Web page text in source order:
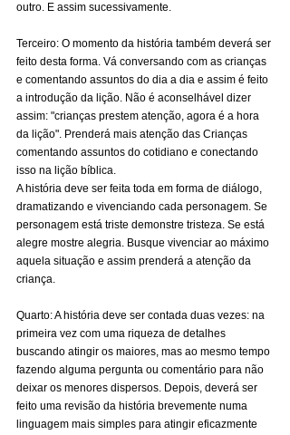
outro. E assim sucessivamente.
Terceiro: O momento da história também deverá ser
feito desta forma. Vá conversando com as crianças
e comentando assuntos do dia a dia e assim é feito
a introdução da lição. Não é aconselhável dizer
assim: "crianças prestem atenção, agora é a hora
da lição". Prenderá mais atenção das Crianças
comentando assuntos do cotidiano e conectando
isso na lição bíblica.
A história deve ser feita toda em forma de diálogo,
dramatizando e vivenciando cada personagem. Se
personagem está triste demonstre tristeza. Se está
alegre mostre alegria. Busque vivenciar ao máximo
aquela situação e assim prenderá a atenção da
criança.
Quarto: A história deve ser contada duas vezes: na
primeira vez com uma riqueza de detalhes
buscando atingir os maiores, mas ao mesmo tempo
fazendo alguma pergunta ou comentário para não
deixar os menores dispersos. Depois, deverá ser
feito uma revisão da história brevemente numa
linguagem mais simples para atingir eficazmente